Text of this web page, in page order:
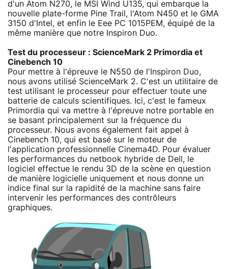
d'un Atom N270, le MSI Wind U135, qui embarque la
nouvelle plate-forme Pine Trail, l'Atom N450 et le GMA
3150 d'Intel, et enfin le Eee PC 1015PEM, équipé de la
même manière que notre Inspiron Duo.
Test du processeur : ScienceMark 2 Primordia et
Cinebench 10
Pour mettre à l'épreuve le N550 de l'Inspiron Duo,
nous avons utilisé ScienceMark 2. C'est un utilitaire de
test utilisant le processeur pour effectuer toute une
batterie de calculs scientifiques. Ici, c'est le fameux
Primordia qui va mettre à l'épreuve notre portable en
se basant principalement sur la fréquence du
processeur. Nous avons également fait appel à
Cinebench 10, qui est basé sur le moteur de
l'application professionnelle Cinema4D. Pour évaluer
les performances du netbook hybride de Dell, le
logiciel effectue le rendu 3D de la scène en question
de manière logicielle uniquement et nous donne un
indice final sur la rapidité de la machine sans faire
intervenir les performances des contrôleurs
graphiques.